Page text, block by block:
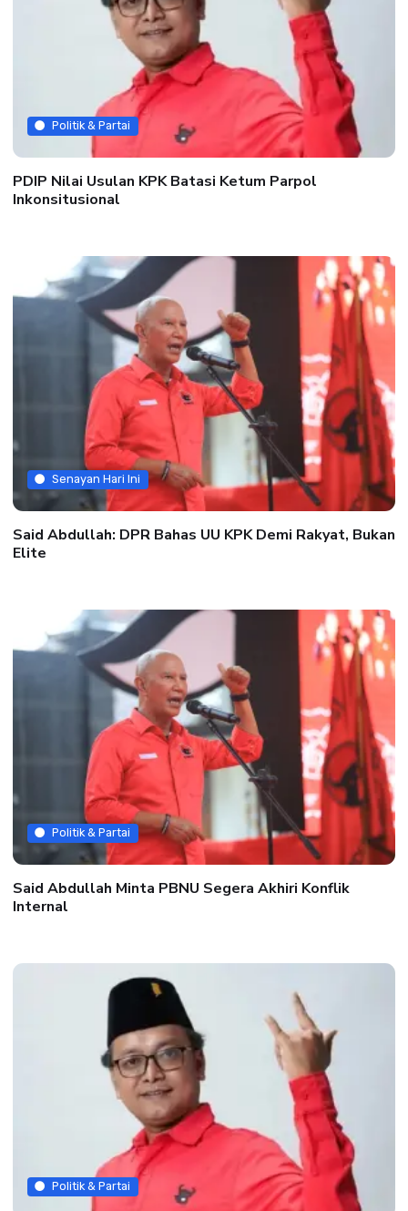
Politik & Partai
PDIP Nilai Usulan KPK Batasi Ketum Parpol
Inkonsitusional
Senayan Hari Ini
Said Abdullah: DPR Bahas UU KPK Demi Rakyat, Bukan
Elite
Politik & Partai
Said Abdullah Minta PBNU Segera Akhiri Konflik
Internal
Politik & Partai